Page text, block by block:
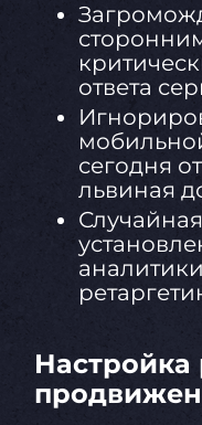
ответа
сегодня
львиная
Настройка